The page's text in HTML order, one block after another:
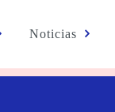
Noticias